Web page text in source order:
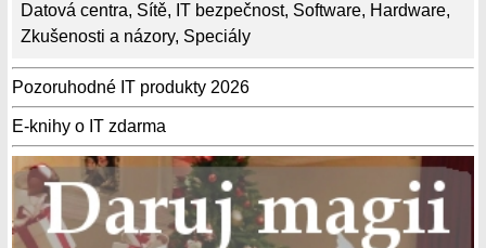
Datová centra, Sítě, IT bezpečnost, Software, Hardware,
Zkušenosti a názory, Speciály
Pozoruhodné IT produkty 2026
E-knihy o IT zdarma